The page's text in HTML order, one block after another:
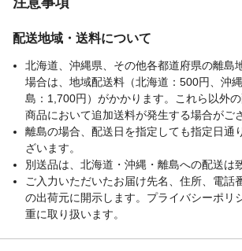
配送地域・送料について
北海道、沖縄県、その他各都道府県の離島
場合は、地域配送料（北海道：500円、沖
島：1,700円）がかかります。これら以外
商品において追加送料が発生する場合がご
離島の場合、配送日を指定しても指定日通
ざいます。
別送品は、北海道・沖縄・離島への配送は
ご入力いただいたお届け先名、住所、電話
の出荷元に開示します。プライバシーポリ
重に取り扱います。